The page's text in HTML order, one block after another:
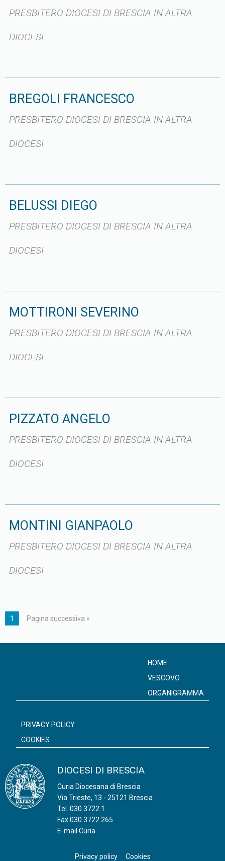
PRESBITERO DIOCESI DI BRESCIA IN ALTRA
DIOCESI
BREGOLI FRANCESCO
PRESBITERO DIOCESI DI BRESCIA IN ALTRA
DIOCESI
BELUSSI DIEGO
PRESBITERO DIOCESI DI BRESCIA IN ALTRA
DIOCESI
MOTTIRONI SEVERINO
PRESBITERO DIOCESI DI BRESCIA IN ALTRA
DIOCESI
PIZZATO ANGELO
PRESBITERO DIOCESI DI BRESCIA IN ALTRA
DIOCESI
MONTINI GIANPAOLO
PRESBITERO DIOCESI DI BRESCIA IN ALTRA
DIOCESI
1 Pagina successiva »
DIOCESI DI BRESCIA
Curia Diocesana di Brescia
Via Trieste, 13 - 25121 Brescia
Tel. 030.3722.1
Fax 030.3722.265
E-mail Curia
HOME
VESCOVO
ORGANIGRAMMA
PRIVACY POLICY
COOKIES
Privacy policy Cookies